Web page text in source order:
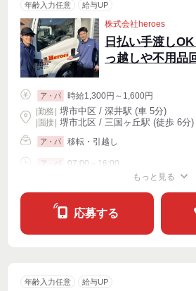
年齢入力任意 給与UP
株式会社heroes
日払い手渡し
っ越しや不用品
ア・パ
時給1,300円～1,600円
|勤務 堺市中区 / 深井駅 (車 5分)
| 面接 | 堺市北区 / 三国ヶ丘駅 (徒歩 6分)
ア・パ 移転・引越し
ア・パ 07:00～16:00
もっと見る
応募する
年齢入力任意 給与UP